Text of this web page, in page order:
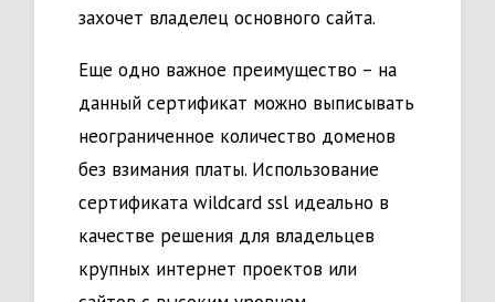
захочет владелец основного сайта.
Еще одно важное преимущество – на
данный сертификат можно выписывать
неограниченное количество доменов
без взимания платы. Использование
сертификата wildcard ssl идеально в
качестве решения для владельцев
крупных интернет проектов или